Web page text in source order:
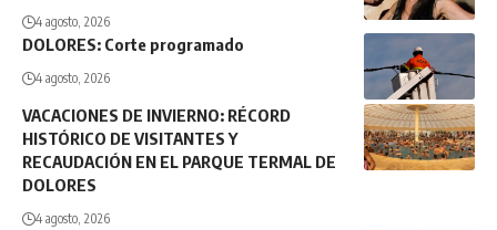
4 agosto, 2026
DOLORES: Corte programado
4 agosto, 2026
VACACIONES DE INVIERNO: RÉCORD
HISTÓRICO DE VISITANTES Y
RECAUDACIÓN EN EL PARQUE TERMAL DE
DOLORES
4 agosto, 2026